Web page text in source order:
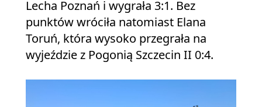
Lecha Poznań i wygrała 3:1. Bez
punktów wróciła natomiast Elana
Toruń, która wysoko przegrała na
wyjeździe z Pogonią Szczecin II 0:4.